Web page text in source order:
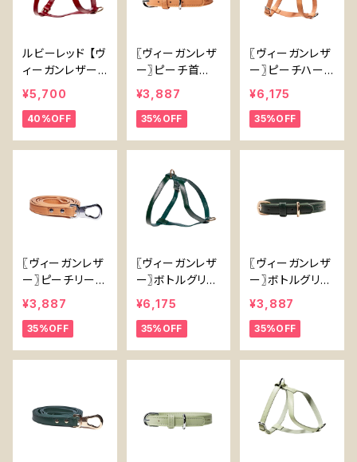
ルビーレッド 【ヴ
ィーガンレザー】
犬 ハーネス フ
ロントリード可
能
¥5,700
40%OFF
〖ヴィーガンレザ
ー〗ピーチ首
輪 【Vegan L
eather】Peach
Collar
¥3,887
35%OFF
〖ヴィーガンレザ
ー〗ピーチハー
ネス【Vegan Le
ather Peach H
arness】
¥6,175
35%OFF
〖ヴィーガンレザ
ー〗ピーチリード
【Vegan Leath
er Peach Lea
d】
¥3,887
35%OFF
〖ヴィーガンレザ
ー〗ボトルグリー
ンハーネス【Veg
an Leather Bo
ttle Green Har
¥6,175
35%OFF
〖ヴィーガンレザ
ー〗ボトルグリー
ン首輪 Vegan
Leather Bottle
Green Collar
¥3,887
35%OFF